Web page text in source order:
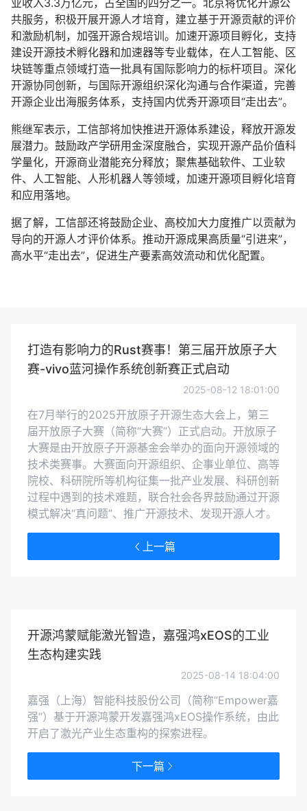
业收入3.3万亿元，占全国的四分之一。北京将优化开源公
共服务，积极开展开源人才培育，建立基于开源贡献的评价
和激励机制，加强开源合规培训。加速开源项目孵化，支持
建设开源技术孵化器和加速器等专业载体，在人工智能、区
块链等重点领域打造一批具有国际影响力的标杆项目。深化
开源协同创新，与国际开源组织深化沟通与合作渠道，完善
开源企业出海服务体系，支持国内优秀开源项目“走出去”。
熊继军表示，工信部将加快推进开源体系建设，释放开源发
展潜力。鼓励政产学研用金深度融合，实现开源产品价值科
学量化，开源商业潜能充分释放；聚焦基础软件、工业软
件、人工智能、人形机器人等领域，加速开源项目孵化培育
和应用落地。
据了解，工信部还将鼓励企业、高校加大力度推广以贡献为
导向的开源人才评价体系。推动开源成果高质量“引进来”，
高水平“走出去”，促进生产要素高效流动和优化配置。
打造有影响力的Rust赛事！第三届开放原子大
赛-vivo蓝河操作系统创新赛正式启动
2025-08-12 18:01:00
在7月举行的2025开放原子开源生态大会上，第三
届开放原子大赛（简称“大赛”）正式启动。开放原子
大赛是由开放原子开源基金会举办的面向开源领域的
技术类赛事。大赛面向开源组织、企事业单位、高等
院校、科研院所等机构征集一批产业发展、科研创新
过程中遇到的技术难题，联合社会各界鼓励通过开源
模式解决“真问题”、推广开源技术、发现开源人才。
上一篇
开源鸿蒙赋能激光智造，嘉强鸿xEOS的工业
生态构建实践
2025-08-14 18:04:00
嘉强（上海）智能科技股份公司（简称“Empower嘉
强”）基于开源鸿蒙开发嘉强鸿xEOS操作系统，由此
开启了激光产业生态重构的探索进程。
下一篇